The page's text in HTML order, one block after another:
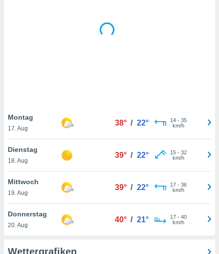
nicht
von
und
auf
klicken.
Montag
17. Aug
38° / 22° 14- 35
km/h
Dienstag
18. Aug
39° / 22° 15- 32
km/h
Mittwoch
19. Aug
39° / 22° 17- 36
km/h
Donnerstag
20. Aug
40° / 21° 17- 40
km/h
Wettergrafiken